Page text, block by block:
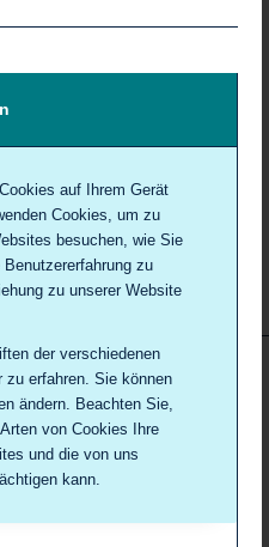
auf Ihrem Gerät
Cookies, um zu
besuchen, wie Sie
zu
zu unserer Website
der verschiedenen
zu erfahren. Sie können
ändern. Beachten Sie,
von Cookies Ihre
und die von uns
kann.
bei München